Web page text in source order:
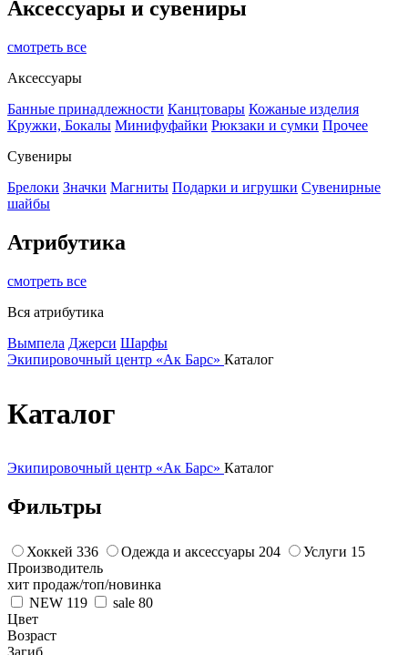
Аксессуары и сувениры
смотреть все
Аксессуары
Банные принадлежности Канцтовары Кожаные изделия
Кружки, Бокалы Минифуфайки Рюкзаки и сумки Прочее
Сувениры
Брелоки Значки Магниты Подарки и игрушки Сувенирные
шайбы
Атрибутика
смотреть все
Вся атрибутика
Вымпела Джерси Шарфы
Экипировочный центр «Ак Барс» Каталог
Каталог
Экипировочный центр «Ак Барс» Каталог
Фильтры
Хоккей 336 Одежда и аксессуары 204 Услуги 15
Производитель
хит продаж/топ/новинка
NEW 119 sale 80
Цвет
Возраст
Загиб